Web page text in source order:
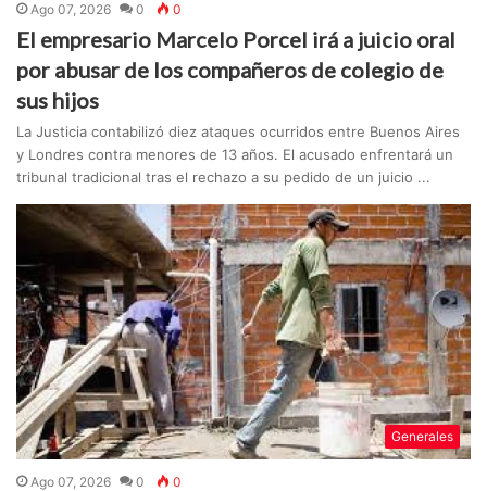
Ago 07, 2026 0 0
El empresario Marcelo Porcel irá a juicio oral
por abusar de los compañeros de colegio de
sus hijos
La Justicia contabilizó diez ataques ocurridos entre Buenos Aires
y Londres contra menores de 13 años. El acusado enfrentará un
tribunal tradicional tras el rechazo a su pedido de un juicio ...
Generales
Ago 07, 2026 0 0